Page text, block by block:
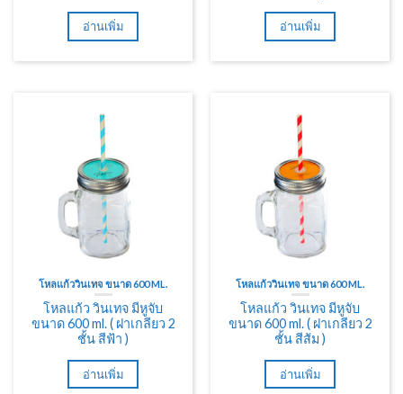
อ่านเพิ่ม อ่านเพิ่ม
โหลแก้ววินเทจ ขนาด 600 ML.
โหลแก้ว วินเทจ มีหูจับ
ขนาด 600 ml. ( ฝาเกลียว 2
ชั้น สีฟ้า )
อ่านเพิ่ม
โหลแก้ววินเทจ ขนาด 600 ML.
โหลแก้ว วินเทจ มีหูจับ
ขนาด 600 ml. ( ฝาเกลียว 2
ชั้น สีส้ม )
อ่านเพิ่ม